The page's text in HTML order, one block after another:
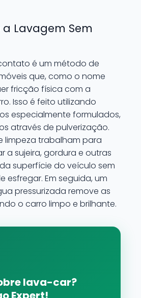
Lavagem Sem
é um método de
que, como o nome
fricção física com a
Isso é feito utilizando
especialmente formulados,
através de pulverização.
limpeza trabalham para
a sujeira, gordura e outras
superfície do veículo sem
esfregar. Em seguida, um
pressurizada remove as
o carro limpo e brilhante.
lava-car?